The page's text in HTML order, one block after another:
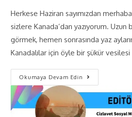
Herkese Haziran sayımızdan
sizlere Kanada’dan yazıyorum. Uzun
görmek, hemen sonrasında yaz
Kanadalılar için öyle bir şükür
Okumaya Devam Edin